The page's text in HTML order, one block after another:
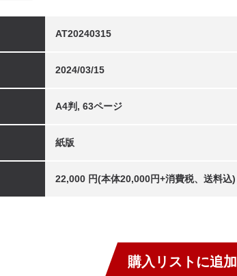
AT20240315
2024/03/15
A4判, 63ページ
紙版
22,000 円(本体20,000円+消費税、送料込)
購入リストに追加